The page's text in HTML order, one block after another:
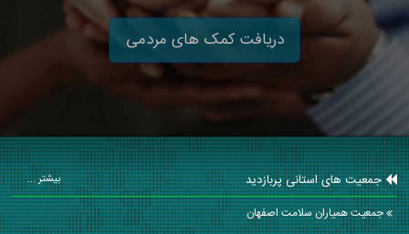
دریافت کمک های مردمی
جمعیت های استانی پربازدید بیشتر ...
جمعیت همیاران سلامت اصفهان